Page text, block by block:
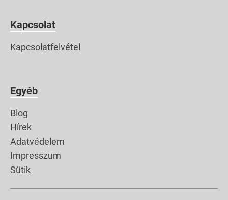
Kapcsolat
Kapcsolatfelvétel
Egyéb
Blog
Hírek
Adatvédelem
Impresszum
Sütik